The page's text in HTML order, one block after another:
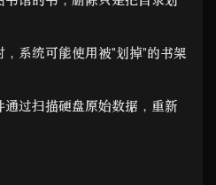
，系统可能使用被"划掉"的书架
通过扫描硬盘原始数据，重新